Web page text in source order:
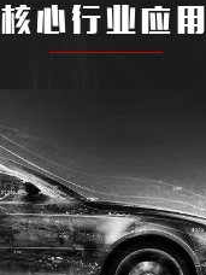
核心行业应用